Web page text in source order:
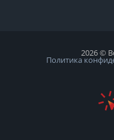
2026 ©
Политика